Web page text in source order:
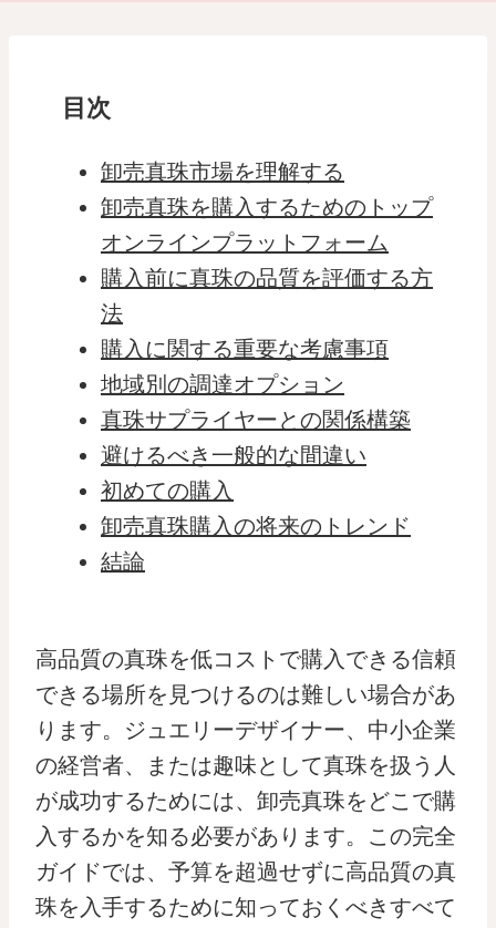
目次
卸売真珠市場を理解する
卸売真珠を購入するためのトップ
オンラインプラットフォーム
購入前に真珠の品質を評価する方
法
購入に関する重要な考慮事項
地域別の調達オプション
真珠サプライヤーとの関係構築
避けるべき一般的な間違い
初めての購入
卸売真珠購入の将来のトレンド
結論
高品質の真珠を低コストで購入できる信頼
できる場所を見つけるのは難しい場合があ
ります。ジュエリーデザイナー、中小企業
の経営者、または趣味として真珠を扱う人
が成功するためには、卸売真珠をどこで購
入するかを知る必要があります。この完全
ガイドでは、予算を超過せずに高品質の真
珠を入手するために知っておくべきすべて